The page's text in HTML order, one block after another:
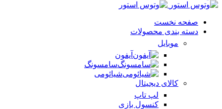
صفحه نخست
دسته بندی محصولات
موبایل
آیفون
سامسونگ
شیائومی
کالای دیجیتال
لپ تاپ
کنسول بازی